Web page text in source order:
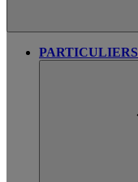
PARTICULIERS